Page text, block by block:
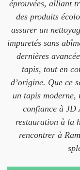
éprouvées, alliant
des produits
assurer un
impuretés sans
dernières
tapis, tout en
d’origine. Que ce
un tapis moderne,
confiance à JD
restauration à la
rencontrer à